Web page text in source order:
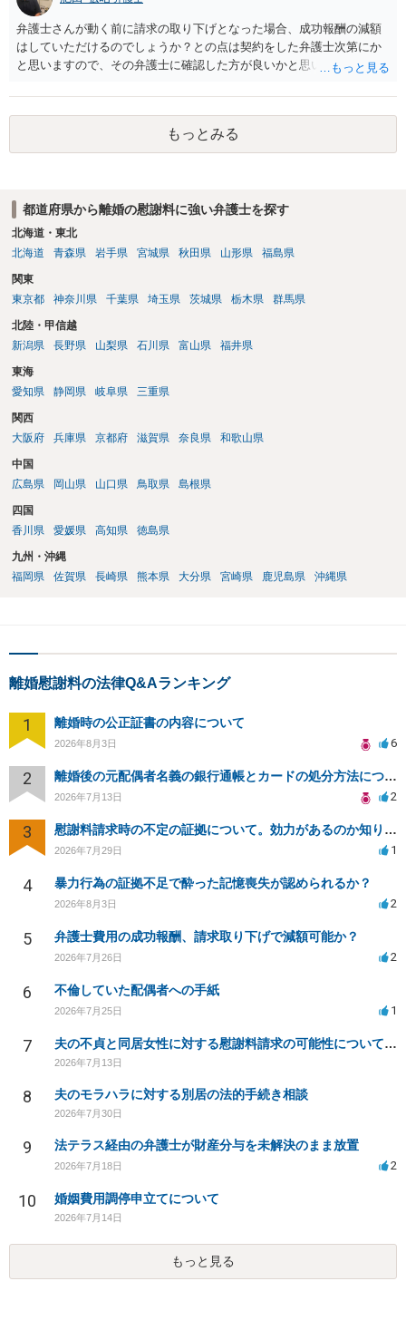
弁護士さんが動く前に請求の取り下げとなった場合、成功報酬の減額
はしていただけるのでしょうか？との点は契約をした弁護士次第にか
と思いますので、その弁護士に確認した方が良いかと思います。ご参
もっとみる
都道府県から離婚の慰謝料に強い弁護士を探す
北海道・東北
北海道
青森県 岩手県 宮城県 秋田県 山形県 福島県
関東
東京都
神奈川県 千葉県 埼玉県 茨城県 栃木県 群馬県
北陸・甲信越
新潟県
長野県 山梨県 石川県 富山県 福井県
東海
愛知県
静岡県 岐阜県 三重県
関西
大阪府
兵庫県 京都府 滋賀県 奈良県 和歌山県
中国
広島県
岡山県 山口県 鳥取県 島根県
四国
香川県
愛媛県 高知県 徳島県
九州・沖縄
福岡県
佐賀県 長崎県 熊本県 大分県 宮崎県 鹿児島県 沖縄県
離婚慰謝料の法律Q&Aランキング
1 離婚時の公正証書の内容について
2026年8月3日 6
2 離婚後の元配偶者名義の銀行通帳とカードの処分方法について
2026年7月13日 2
3 慰謝料請求時の不定の証拠について。効力があるのか知りたい。
2026年7月29日 1
4 暴力行為の証拠不足で酔った記憶喪失が認められるか？
2026年8月3日 2
5 弁護士費用の成功報酬、請求取り下げで減額可能か？
2026年7月26日 2
6 不倫していた配偶者への手紙
2026年7月25日 1
7 夫の不貞と同居女性に対する慰謝料請求の可能性について相談
2026年7月13日
8 夫のモラハラに対する別居の法的手続き相談
2026年7月30日
9 法テラス経由の弁護士が財産分与を未解決のまま放置
2026年7月18日 2
10 婚姻費用調停申立てについて
2026年7月14日
もっと見る